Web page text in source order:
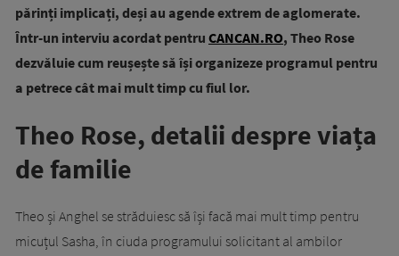
părinți implicați, deși au agende extrem de aglomerate.
Într-un interviu acordat pentru CANCAN.RO, Theo Rose
dezvăluie cum reușește să își organizeze programul pentru
a petrece cât mai mult timp cu fiul lor.
Theo Rose, detalii despre viața
de familie
Theo și Anghel se străduiesc să își facă mai mult timp pentru
micuțul Sasha, în ciuda programului solicitant al ambilor